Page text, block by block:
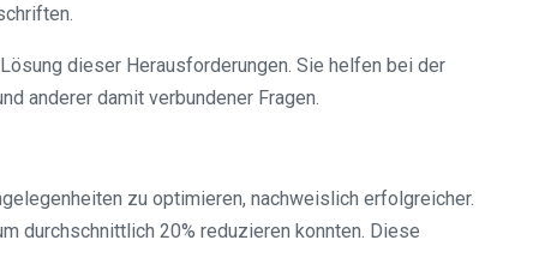
dieser Herausforderungen. Sie helfen bei der
anderer damit verbundener Fragen.
zu optimieren, nachweislich erfolgreicher.
durchschnittlich 20% reduzieren konnten. Diese